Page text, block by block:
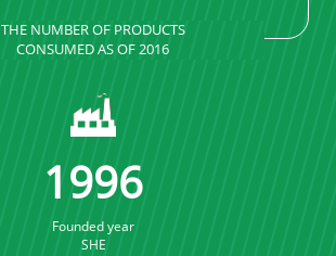
THE NUMBER OF PRODUCTS
CONSUMED AS OF 2016
2005
Founded year
SHE